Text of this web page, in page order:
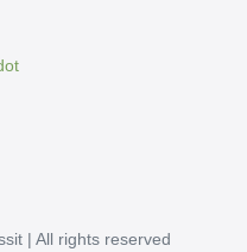
| All rights reserved